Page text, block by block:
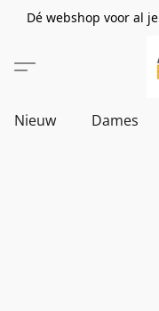
Dé webshop voor al
Nieuw Dames